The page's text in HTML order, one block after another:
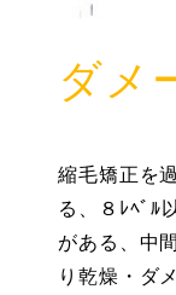
ダメ
縮毛矯正を
る、８ﾚﾍﾞﾙ
がある、中
り乾燥・ダ